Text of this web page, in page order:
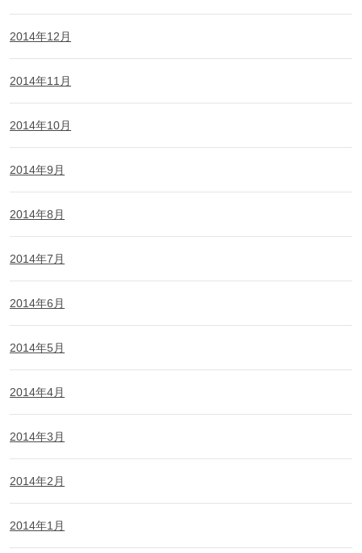
2014年12月
2014年11月
2014年10月
2014年9月
2014年8月
2014年7月
2014年6月
2014年5月
2014年4月
2014年3月
2014年2月
2014年1月